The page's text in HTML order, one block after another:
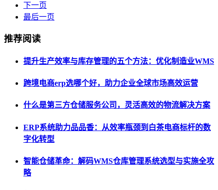
下一页
最后一页
推荐阅读
提升生产效率与库存管理的五个方法：优化制造业WMS
跨境电商erp选哪个好，助力企业全球市场高效运营
什么是第三方仓储服务公司，灵活高效的物流解决方案
ERP系统助力品品香：从效率瓶颈到白茶电商标杆的数
字化转型
智能仓储革命：解码WMS仓库管理系统选型与实施全攻
略